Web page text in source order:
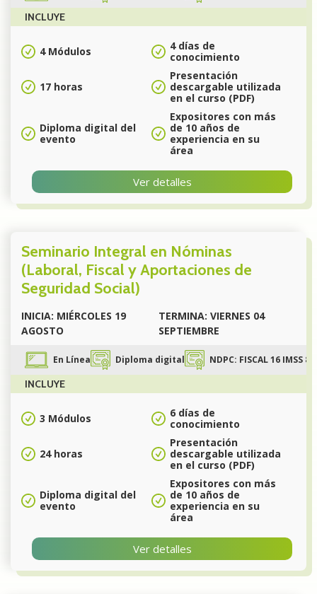
INCLUYE
4 Módulos
4 días de
conocimiento
17 horas
Presentación
descargable utilizada
en el curso (PDF)
Diploma digital del
evento
Expositores con más
de 10 años de
experiencia en su
área
Ver detalles
Seminario Integral en Nóminas
(Laboral, Fiscal y Aportaciones de
Seguridad Social)
INICIA: MIÉRCOLES 19
AGOSTO
TERMINA: VIERNES 04
SEPTIEMBRE
En Línea Diploma digital NDPC: FISCAL 16 IMSS 8
INCLUYE
3 Módulos
6 días de
conocimiento
24 horas
Presentación
descargable utilizada
en el curso (PDF)
Diploma digital del
evento
Expositores con más
de 10 años de
experiencia en su
área
Ver detalles